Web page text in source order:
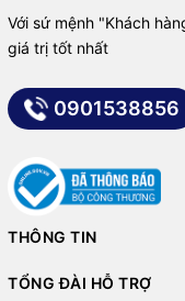
Với sứ mệnh "Khách
giá trị tốt nhất
0901538856
THÔNG TIN
TỔNG ĐÀI HỖ TRỢ